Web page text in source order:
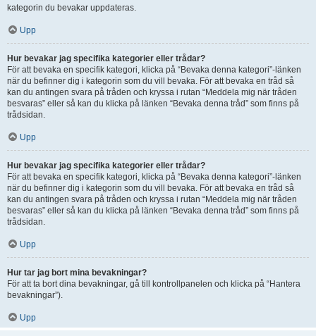
kategorin du bevakar uppdateras.
Upp
Hur bevakar jag specifika kategorier eller trådar?
För att bevaka en specifik kategori, klicka på “Bevaka denna kategori”-länken
när du befinner dig i kategorin som du vill bevaka. För att bevaka en tråd så
kan du antingen svara på tråden och kryssa i rutan “Meddela mig när tråden
besvaras” eller så kan du klicka på länken “Bevaka denna tråd” som finns på
trådsidan.
Upp
Hur bevakar jag specifika kategorier eller trådar?
För att bevaka en specifik kategori, klicka på “Bevaka denna kategori”-länken
när du befinner dig i kategorin som du vill bevaka. För att bevaka en tråd så
kan du antingen svara på tråden och kryssa i rutan “Meddela mig när tråden
besvaras” eller så kan du klicka på länken “Bevaka denna tråd” som finns på
trådsidan.
Upp
Hur tar jag bort mina bevakningar?
För att ta bort dina bevakningar, gå till kontrollpanelen och klicka på “Hantera
bevakningar”).
Upp